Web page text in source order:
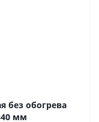
без обогрева
мм